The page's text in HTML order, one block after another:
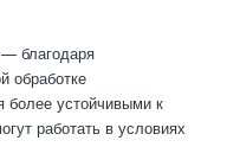
благодаря
обработке
более устойчивыми к
работать в условиях